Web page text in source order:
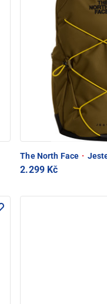
The North Face ·
2.299 Kč